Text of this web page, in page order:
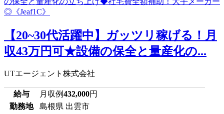
【20~30代活躍中】ガッツリ稼げる！月
収43万円可★設備の保全と量産化の...
UTエージェント株式会社
給与 月収例432,000円
勤務地
島根県 出雲市